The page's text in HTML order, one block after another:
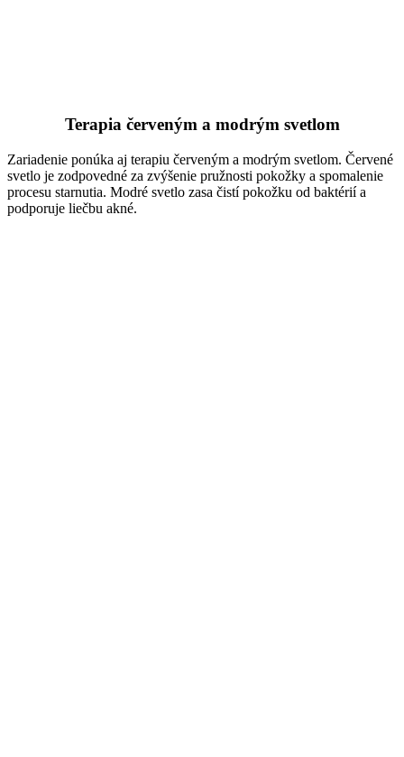
Terapia červeným a modrým svetlom
Zariadenie ponúka aj terapiu červeným a modrým svetlom. Červené
svetlo je zodpovedné za zvýšenie pružnosti pokožky a spomalenie
procesu starnutia. Modré svetlo zasa čistí pokožku od baktérií a
podporuje liečbu akné.